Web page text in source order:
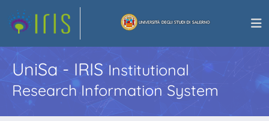
UniSa - IRISInstitutional
Research Information System